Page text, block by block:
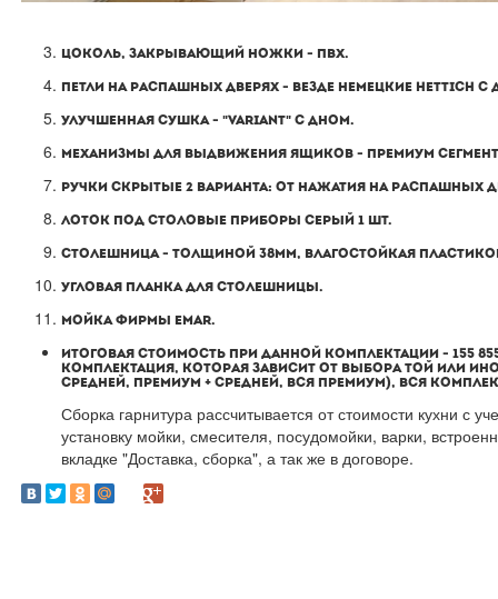
ЦОКОЛЬ, ЗАКРЫВАЮЩИЙ НОЖКИ - ПВХ.
ПЕТЛИ НА РАСПАШНЫХ ДВЕРЯХ - ВЕЗДЕ НЕМЕЦКИЕ HETTIСH
УЛУЧШЕННАЯ СУШКА - "VARIANT" С ДНОМ.
МЕХАНИЗМЫ ДЛЯ ВЫДВИЖЕНИЯ ЯЩИКОВ - ПРЕМИУМ
РУЧКИ СКРЫТЫЕ 2 ВАРИАНТА: ОТ НАЖАТИЯ НА РАСПАШНЫХ
ЛОТОК ПОД СТОЛОВЫЕ ПРИБОРЫ СЕРЫЙ 1 ШТ.
СТОЛЕШНИЦА - ТОЛЩИНОЙ 38ММ, ВЛАГОСТОЙКАЯ
УГЛОВАЯ ПЛАНКА ДЛЯ СТОЛЕШНИЦЫ.
МОЙКА ФИРМЫ EMAR.
ИТОГОВАЯ СТОИМОСТЬ ПРИ ДАННОЙ КОМПЛЕКТАЦИИ - 155
КОМПЛЕКТАЦИЯ, КОТОРАЯ ЗАВИСИТ ОТ ВЫБОРА ТОЙ ИЛИ
СРЕДНЕЙ, ПРЕМИУМ + СРЕДНЕЙ, ВСЯ ПРЕМИУМ), ВСЯ
Сборка гарнитура рассчитывается от стоимости кухни с
установку мойки, смесителя, посудомойки, варки,
вкладке "Доставка, сборка", а так же в договоре.